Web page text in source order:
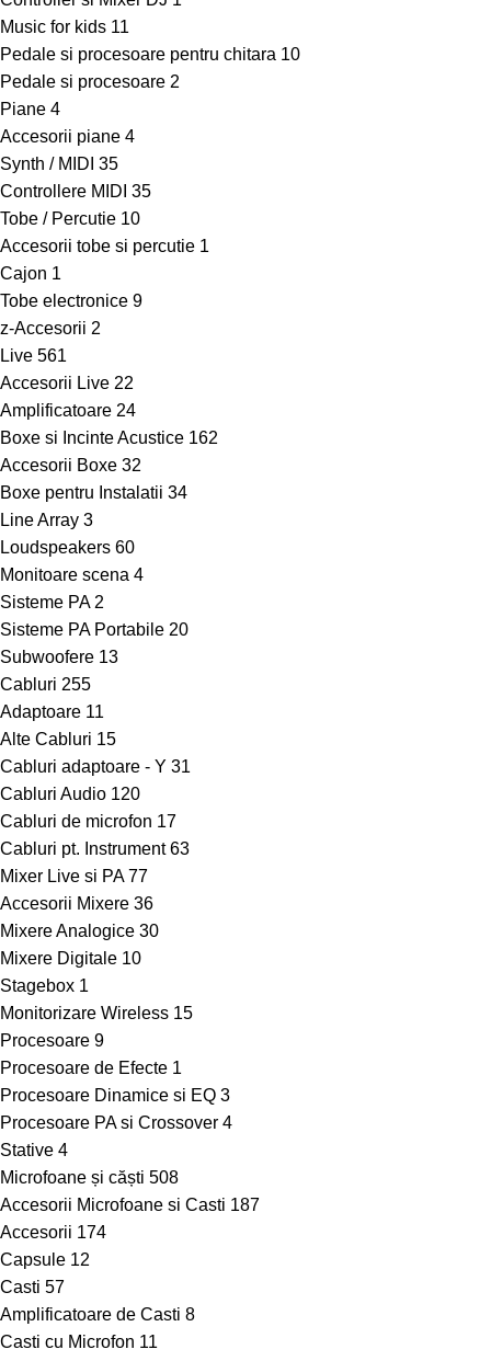
Music for kids 11
Pedale si procesoare pentru chitara 10
Pedale si procesoare 2
Piane 4
Accesorii piane 4
Synth / MIDI 35
Controllere MIDI 35
Tobe / Percutie 10
Accesorii tobe si percutie 1
Cajon 1
Tobe electronice 9
z-Accesorii 2
Live 561
Accesorii Live 22
Amplificatoare 24
Boxe si Incinte Acustice 162
Accesorii Boxe 32
Boxe pentru Instalatii 34
Line Array 3
Loudspeakers 60
Monitoare scena 4
Sisteme PA 2
Sisteme PA Portabile 20
Subwoofere 13
Cabluri 255
Adaptoare 11
Alte Cabluri 15
Cabluri adaptoare - Y 31
Cabluri Audio 120
Cabluri de microfon 17
Cabluri pt. Instrument 63
Mixer Live si PA 77
Accesorii Mixere 36
Mixere Analogice 30
Mixere Digitale 10
Stagebox 1
Monitorizare Wireless 15
Procesoare 9
Procesoare de Efecte 1
Procesoare Dinamice si EQ 3
Procesoare PA si Crossover 4
Stative 4
Microfoane și căști 508
Accesorii Microfoane si Casti 187
Accesorii 174
Capsule 12
Casti 57
Amplificatoare de Casti 8
Casti cu Microfon 11